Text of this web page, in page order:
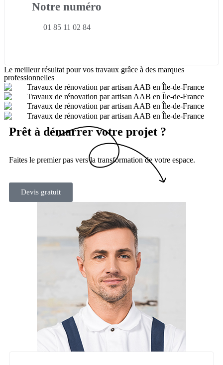
Notre numéro
01 85 11 02 84
Le meilleur résultat pour vos travaux grâce à des marques
professionnelles
Prêt à démarrer votre projet ?
Faites le premier pas vers la transformation de votre espace.
Devis gratuit